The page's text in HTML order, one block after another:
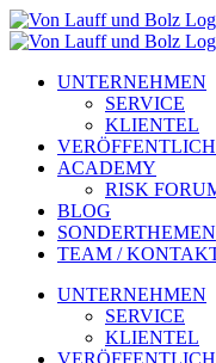
Zum
Inhalt
UNTERNEHMEN
SERVICE
KLIENTEL
ACADEMY
RISK
BLOG
SONDERTHEMEN
TEAM /
UNTERNEHMEN
SERVICE
KLIENTEL